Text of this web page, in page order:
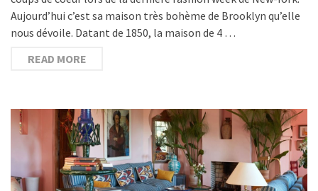
Aujourd’hui c’est sa maison très bohème de Brooklyn qu’elle
nous dévoile. Datant de 1850, la maison de 4 …
READ MORE